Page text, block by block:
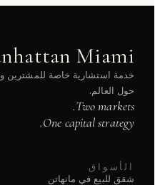
Miami
خدمة استشارية خاصة للمشترين
حول العالم.
Two markets.
One capital strategy.
الأسواق
شقق للبيع في مانهاتن